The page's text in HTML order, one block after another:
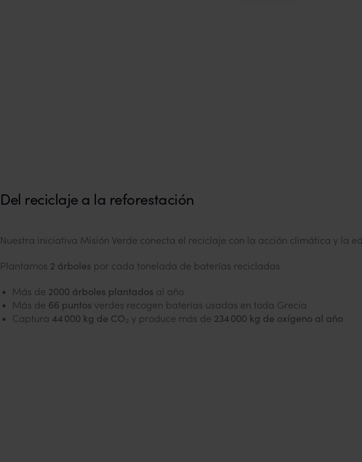
Del reciclaje a la reforestación
Nuestra iniciativa Misión Verde conecta el reciclaje con la acción climática y la
Plantamos 2 árboles por cada tonelada de baterías recicladas
Más de 2000 árboles plantados al año
Más de 66 puntos verdes recogen baterías usadas en toda Grecia
Captura 44 000 kg de CO₂ y produce más de 234 000 kg de oxígeno al año